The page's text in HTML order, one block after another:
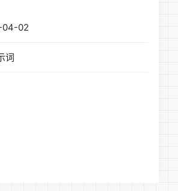
04-02
词